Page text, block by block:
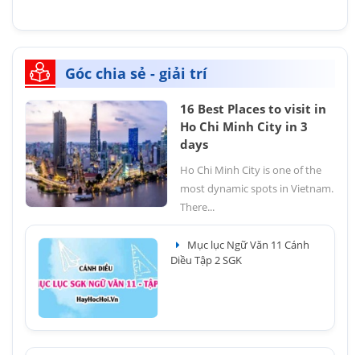
Góc chia sẻ - giải trí
16 Best Places to visit in
Ho Chi Minh City in 3
days
Ho Chi Minh City is one of the
most dynamic spots in Vietnam.
There...
Mục lục Ngữ Văn 11 Cánh
Diều Tập 2 SGK